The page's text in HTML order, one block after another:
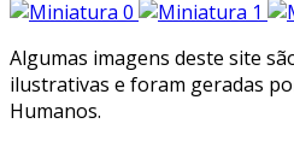
Algumas imagens deste site
ilustrativas e foram geradas
Humanos.